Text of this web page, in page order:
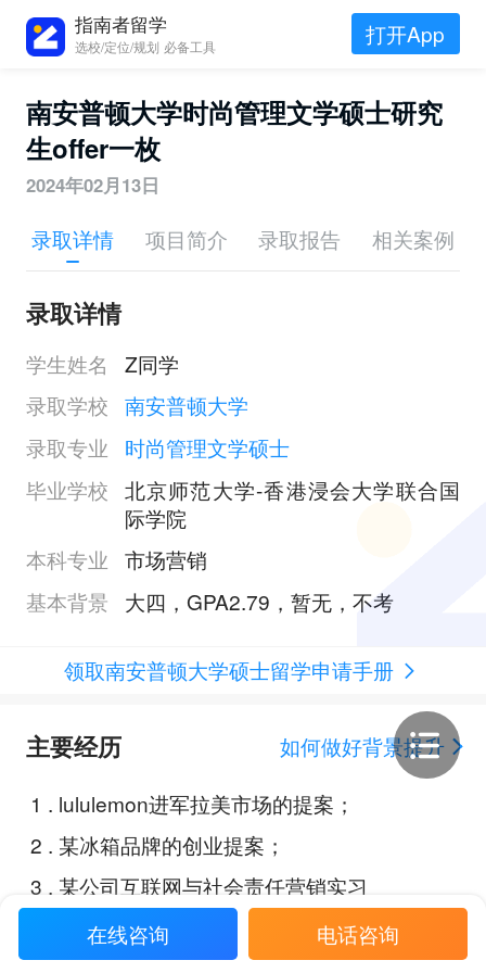
指南者留学
选校/定位/规划 必备工具 打开App
南安普顿大学时尚管理文学硕士研究
生offer一枚
2024年02月13日
录取详情 项目简介 录取报告 相关案例
录取详情
学生姓名
Z同学
录取学校 南安普顿大学
录取专业
时尚管理文学硕士
毕业学校 北京师范大学-香港浸会大学联合国
际学院
本科专业 市场营销
基本背景
大四，GPA2.79，暂无，不考
领取南安普顿大学硕士留学申请手册
主要经历
如何做好背景提升
1 . lululemon进军拉美市场的提案；
2 . 某冰箱品牌的创业提案；
3 . 某公司互联网与社会责任营销实习
生；在线咨询 电话咨询